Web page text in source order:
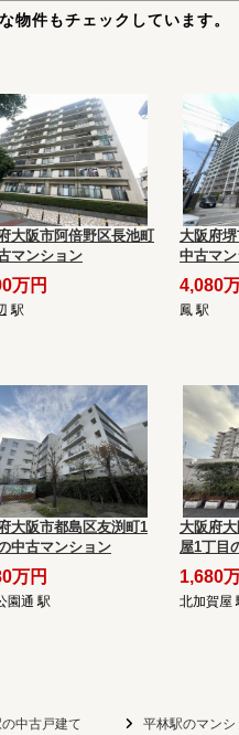
物件もチェックしています。
大阪市阿倍野区長池町
マンション
万円
駅
大阪府
中古マ
4,080
鳳 駅
大阪市都島区友渕町1
中古マンション
万円
園通 駅
大阪府
屋1丁目
1,680
北加賀屋
中古戸建て 平林駅のマンシ